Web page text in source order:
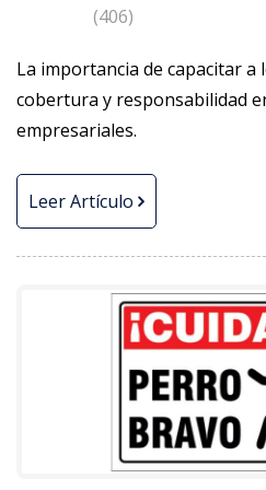
(406)
La importancia de capacitar
cobertura y responsabilidad
empresariales.
Leer Artículo